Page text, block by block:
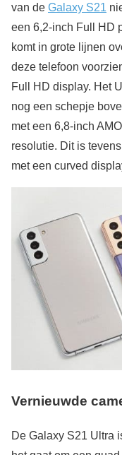
van de Galaxy S21
een 6,2-inch Full HD
komt in grote lijnen
deze telefoon
Full HD display. Het
nog een schepje
met een 6,8-inch
resolutie. Dit is
met een curved
Vernieuwde
De Galaxy S21 Ultra